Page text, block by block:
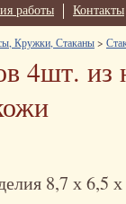
работы Контакты
Кружки, Стаканы>
4шт. из
8,7 х 6,5